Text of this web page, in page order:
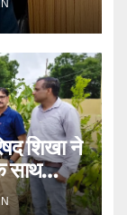
शिखा ने
साथ